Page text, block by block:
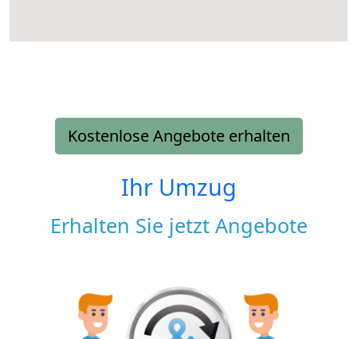
Kostenlose Angebote erhalten
Ihr Umzug
Erhalten Sie jetzt Angebote